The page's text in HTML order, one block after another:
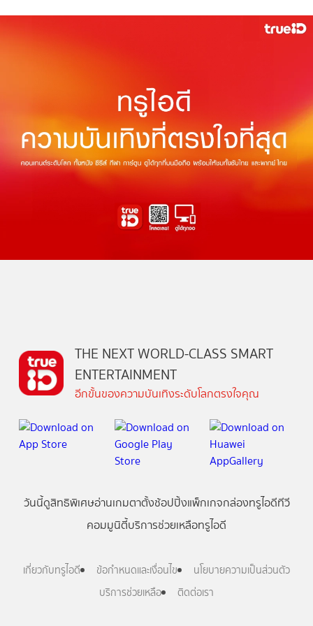
THE NEXT WORLD-CLASS SMART
ENTERTAINMENT
อีกขั้นของความบันเทิงระดับโลกตรงใจคุณ
วันนี้ดูสิทธิพิเศษอ่านเกมตาตั้งช้อปปิ้งแพ็กเกจกล่องทรูไอดีทีวี
คอมมูนิตี้บริการช่วยเหลือทรูไอดี
เกี่ยวกับทรูไอดี ข้อกำหนดและเงื่อนไข
นโยบายความเป็นส่วนตัว
บริการช่วยเหลือ
ติดต่อเรา